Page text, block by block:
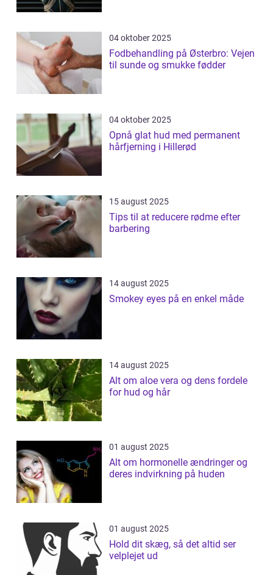
04 oktober 2025
Fodbehandling på Østerbro: Vejen
til sunde og smukke fødder
04 oktober 2025
Opnå glat hud med permanent
hårfjerning i Hillerød
15 august 2025
Tips til at reducere rødme efter
barbering
14 august 2025
Smokey eyes på en enkel måde
14 august 2025
Alt om aloe vera og dens fordele
for hud og hår
01 august 2025
Alt om hormonelle ændringer og
deres indvirkning på huden
01 august 2025
Hold dit skæg, så det altid ser
velplejet ud